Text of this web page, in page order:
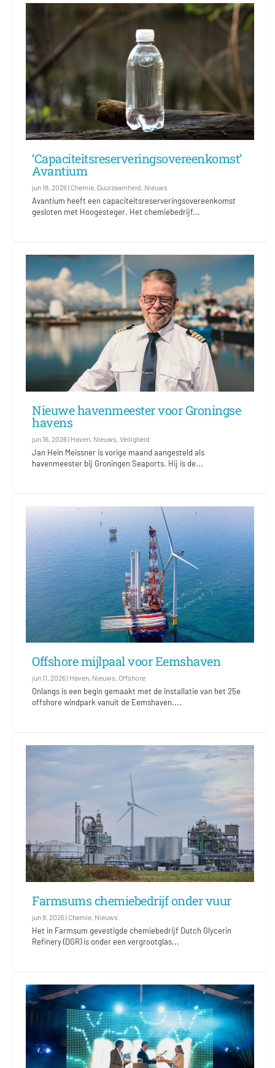
‘Capaciteitsreserveringsovereenkomst’
Avantium
jun 18, 2026| Chemie, Duurzaamheid, Nieuws
Avantium heeft een capaciteitsreserveringsovereenkomst
gesloten met Hoogesteger. Het chemiebedrijf...
Nieuwe havenmeester voor Groningse
havens
jun 16, 2026| Haven Nieuws ,Veiligheid
Jan Hein Meissner is vorige maand aangesteld als
havenmeester bij Groningen Seaports. Hij is de...
Offshore mijlpaal voor Eemshaven
jun 11, 2026| Haven, Nieuws, Offshore
Onlangs is een begin gemaakt met de installatie van het 25e
offshore windpark vanuit de Eemshaven....
Farmsums chemiebedrijf onder vuur
jun 8, 2026| Chemie Nieuws
Het in Farmsum gevestigde chemiebedrijf Dutch Glycerin
Refinery (DGR) is onder een vergrootglas...